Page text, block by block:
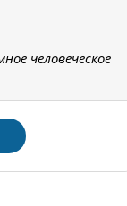
человеческое